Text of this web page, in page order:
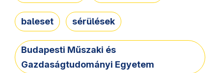
baleset sérülések
Budapesti Műszaki és
Gazdaságtudományi Egyetem